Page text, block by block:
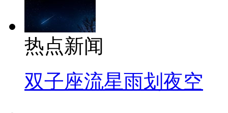
热点新闻
双子座流星雨划夜空